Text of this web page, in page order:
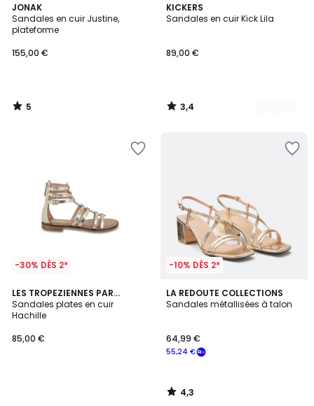
JONAK
Sandales en cuir Justine,
plateforme
155,00 €
5
/
5
5
/
KICKERS
Sandales en cuir Kick Lila
89,00 €
3,4
/ 5
2
Couleurs
3,4
/
-30% DÈS 2*
LES TROPEZIENNES PAR
M.BELARBI
Sandales plates en cuir
Hachille
85,00 €
-10% DÈS 2*
LA REDOUTE COLLECTIONS
Sandales métallisées à talon
55,24 €
64,99 €
4,3
/ 5
4,3
/